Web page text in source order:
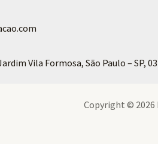
Vila Formosa, São Paulo – SP,
Copyright © 2026